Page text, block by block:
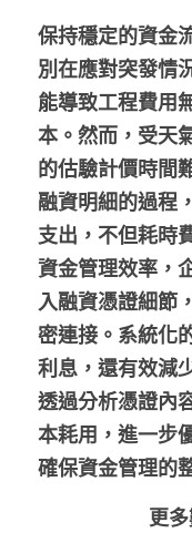
保持穩定的資金
別在應對突發情
能導致工程費用
本。然而，受天
的估驗計價時間
融資明細的過程
支出，不但耗時
資金管理效率，
入融資憑證細節
密連接。系統化
利息，還有效減
透過分析憑證內
本耗用，進一步
確保資金管理的
更